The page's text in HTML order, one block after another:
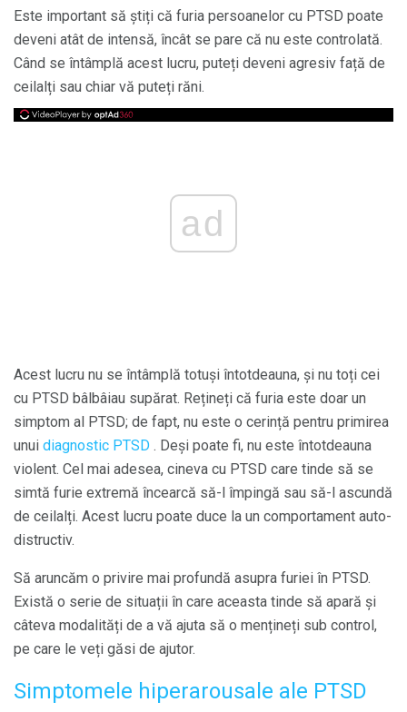
Este important să știți că furia persoanelor cu PTSD poate
deveni atât de intensă, încât se pare că nu este controlată.
Când se întâmplă acest lucru, puteți deveni agresiv față de
ceilalți sau chiar vă puteți răni.
ad
Acest lucru nu se întâmplă totuși întotdeauna, și nu toți cei
cu PTSD bâlbâiau supărat. Rețineți că furia este doar un
simptom al PTSD; de fapt, nu este o cerință pentru primirea
unui diagnostic PTSD . Deși poate fi, nu este întotdeauna
violent. Cel mai adesea, cineva cu PTSD care tinde să se
simtă furie extremă încearcă să-l împingă sau să-l ascundă
de ceilalți. Acest lucru poate duce la un comportament auto-
distructiv.
Să aruncăm o privire mai profundă asupra furiei în PTSD.
Există o serie de situații în care aceasta tinde să apară și
câteva modalități de a vă ajuta să o mențineți sub control,
pe care le veți găsi de ajutor.
Simptomele hiperarousale ale PTSD